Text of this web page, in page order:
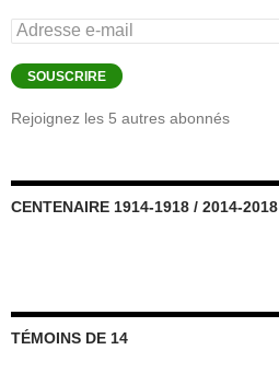
Adresse
e-
mail
SOUSCRIRE
Rejoignez les 5 autres abonnés
CENTENAIRE 1914-1918 / 2014-2018
TÉMOINS DE 14